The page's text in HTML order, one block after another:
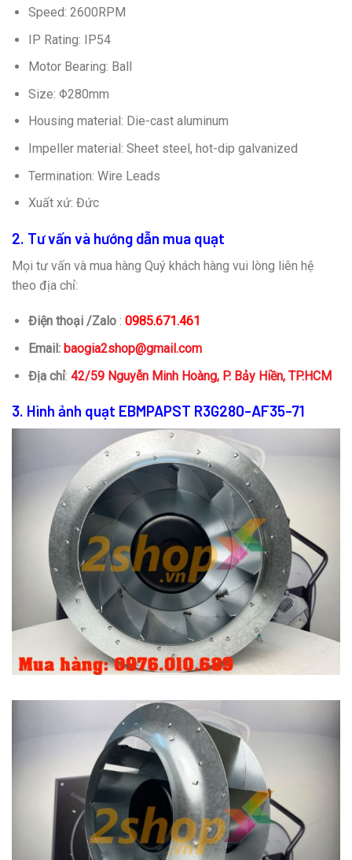
Speed: 2600RPM
IP Rating: IP54
Motor Bearing: Ball
Size: Φ280mm
Housing material: Die-cast aluminum
Impeller material: Sheet steel, hot-dip galvanized
Termination: Wire Leads
Xuất xứ: Đức
2. Tư vấn và hướng dẫn mua quạt
Mọi tư vấn và mua hàng Quý khách hàng vui lòng liên hệ
theo địa chỉ:
Điện thoại /Zalo: 0985.671.461
Email: baogia2shop@gmail.com
Địa chỉ: 42/59 Nguyễn Minh Hoàng, P. Bảy Hiền, TP.HCM
3. Hình ảnh quạt EBMPAPST R3G280-AF35-71